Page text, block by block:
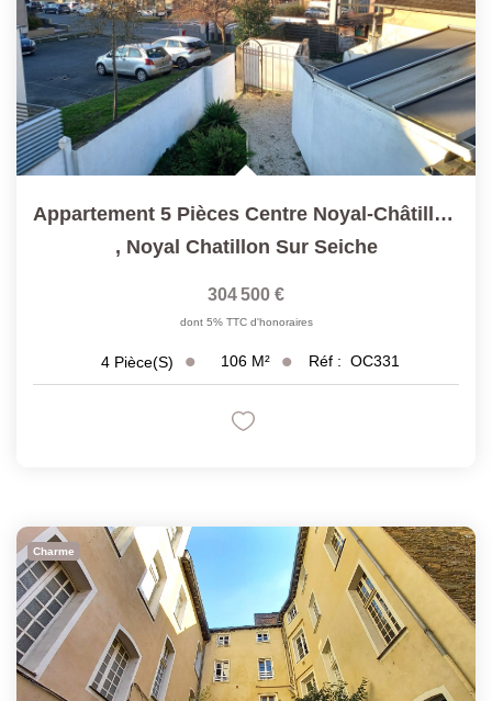
Appartement 5 Pièces Centre Noyal-Châtillon-Sur-Seiche
, Noyal Chatillon Sur Seiche
304 500 €
dont 5% TTC d'honoraires
4 Pièce(s) 106 M² Réf : OC331
Charme